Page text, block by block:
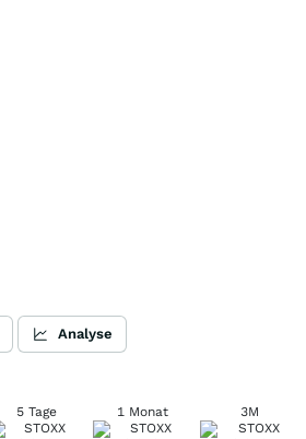
Analyse
5 Tage 1 Monat 3M